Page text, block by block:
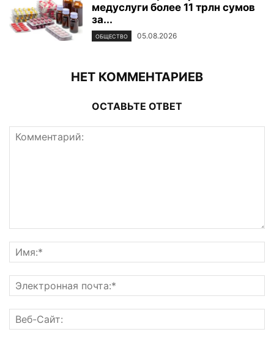
медуслуги более 11 трлн сумов
за...
ОБЩЕСТВО 05.08.2026
НЕТ КОММЕНТАРИЕВ
ОСТАВЬТЕ ОТВЕТ